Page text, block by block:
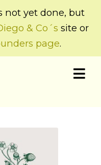
not yet done, but
& Co´s site or
page.